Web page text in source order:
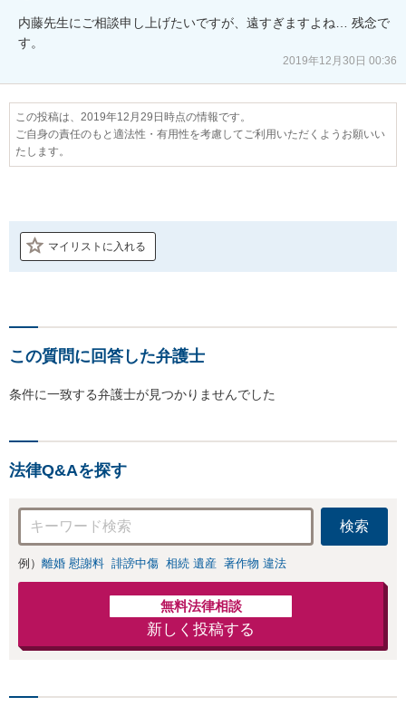
内藤先生にご相談申し上げたいですが、遠すぎますよね… 残念で
す。
2019年12月30日 00:36
この投稿は、2019年12月29日時点の情報です。
ご自身の責任のもと適法性・有用性を考慮してご利用いただくようお願いい
たします。
マイリストに入れる
この質問に回答した弁護士
条件に一致する弁護士が見つかりませんでした
法律Q&Aを探す
検索
例） 離婚 慰謝料 誹謗中傷 相続 遺産 著作物 違法
無料法律相談
新しく投稿する